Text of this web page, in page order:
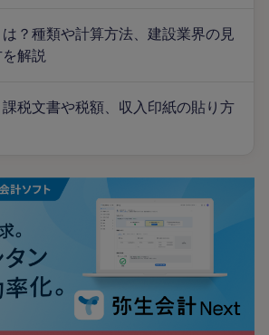
？種類や計算方法、建設業界の見
解説
税文書や税額、収入印紙の貼り方